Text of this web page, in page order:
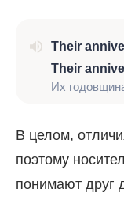
Their
Their
Их
В целом,
поэтому
понимают друг